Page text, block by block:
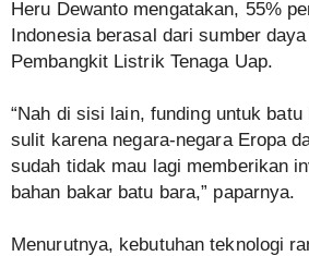
Heru Dewanto mengatakan, 55%
Indonesia berasal dari sumber
Pembangkit Listrik Tenaga Uap.
“Nah di sisi lain, funding untuk
sulit karena negara-negara Eropa
sudah tidak mau lagi memberikan
bahan bakar batu bara,” paparnya.
Menurutnya, kebutuhan teknologi